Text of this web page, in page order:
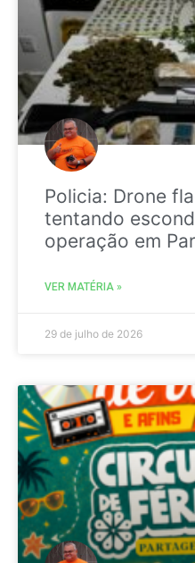
Policia: Drone
tentando
operação em
VER MATÉRIA »
29 de julho de 2026